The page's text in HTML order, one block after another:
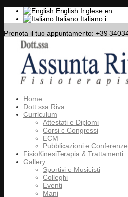
English Inglese en
Italiano Italiano it
Prenota il tuo appuntamento: +39
Home
Dott.ssa Riva
Curriculum
Attestati e Diplomi
Corsi e Congressi
ECM
Pubblicazioni e Conferenze
FisioKinesiTerapia & Trattamenti
Gallery
Sportivi e Musicisti
Colleghi
Eventi
Mani